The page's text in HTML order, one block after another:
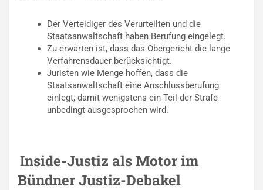
Der Verteidiger des Verurteilten und die
Staatsanwaltschaft haben Berufung eingelegt.
Zu erwarten ist, dass das Obergericht die lange
Verfahrensdauer berücksichtigt.
Juristen wie Menge hoffen, dass die
Staatsanwaltschaft eine Anschlussberufung
einlegt, damit wenigstens ein Teil der Strafe
unbedingt ausgesprochen wird.
Inside-Justiz als Motor im
Bündner Justiz-Debakel